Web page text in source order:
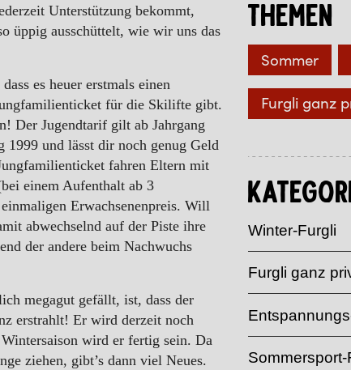
Unterstützung bekommt,
üppig ausschüttelt, wie wir uns das
es heuer erstmals einen
für die Skilifte gibt.
Der Jugendtarif gilt ab Jahrgang
1999 und lässt dir noch genug Geld
fahren Eltern mit
einem Aufenthalt ab 3
Erwachsenenpreis. Will
abwechselnd auf der Piste ihre
der andere beim Nachwuchs
megagut gefällt, ist, dass der
erstrahlt! Er wird derzeit noch
wird er fertig sein. Da
ziehen, gibt’s dann viel Neues.
Themen
Sommer
Furgli ganz
Winter-Furgli
Furgli ganz
Sommersport-